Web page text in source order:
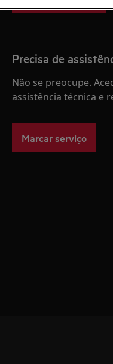
Precisa de
Não se preocupe.
assistência técnica e
Marcar serviço